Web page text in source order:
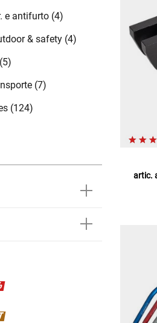
e antifurto (4)
& safety (4)
(7)
(124)
artic.